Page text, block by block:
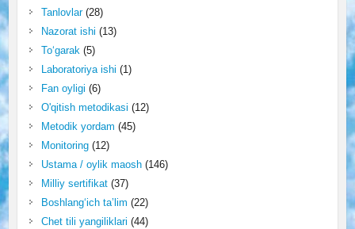
Tanlovlar(28)
Nazorat ishi (13)
To‘garak(5)
Laboratoriya ishi (1)
Fan oyligi (6)
O'qitish metodikasi (12)
Metodik yordam (45)
Monitoring(12)
Ustama / oylik maosh(146)
Milliy sertifikat(37)
Boshlang‘ich ta’lim (22)
Chet tili yangiliklari (44)